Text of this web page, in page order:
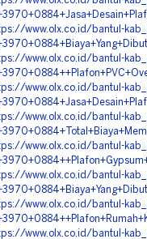
www.olx.co.id/bantul-
www.olx.co.id/bantul-
www.olx.co.id/bantul-
www.olx.co.id/bantul-
www.olx.co.id/bantul-
www.olx.co.id/bantul-
www.olx.co.id/bantul-
www.olx.co.id/bantul-